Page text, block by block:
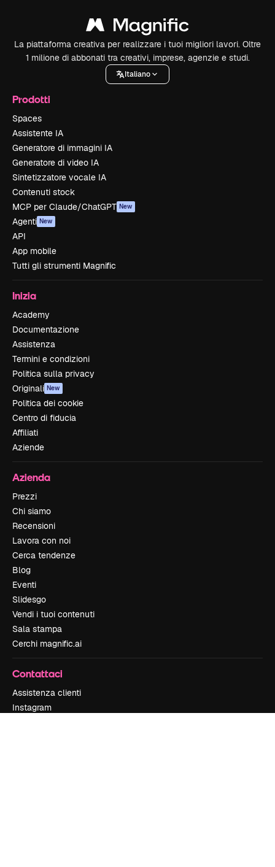
La piattaforma creativa per realizzare i tuoi migliori lavori. Oltre
1 milione di abbonati tra creativi, imprese, agenzie e studi.
Italiano
Prodotti
Spaces
Assistente IA
Generatore di immagini IA
Generatore di video IA
Sintetizzatore vocale IA
Contenuti stock
MCP per Claude/ChatGPT New
Agenti New
API
App mobile
Tutti gli strumenti Magnific
Inizia
Academy
Documentazione
Assistenza
Termini e condizioni
Politica sulla privacy
Originali New
Politica dei cookie
Centro di fiducia
Affiliati
Aziende
Azienda
Prezzi
Chi siamo
Recensioni
Lavora con noi
Cerca tendenze
Blog
Eventi
Slidesgo
Vendi i tuoi contenuti
Sala stampa
Cerchi magnific.ai
Contattaci
Assistenza clienti
Instagram